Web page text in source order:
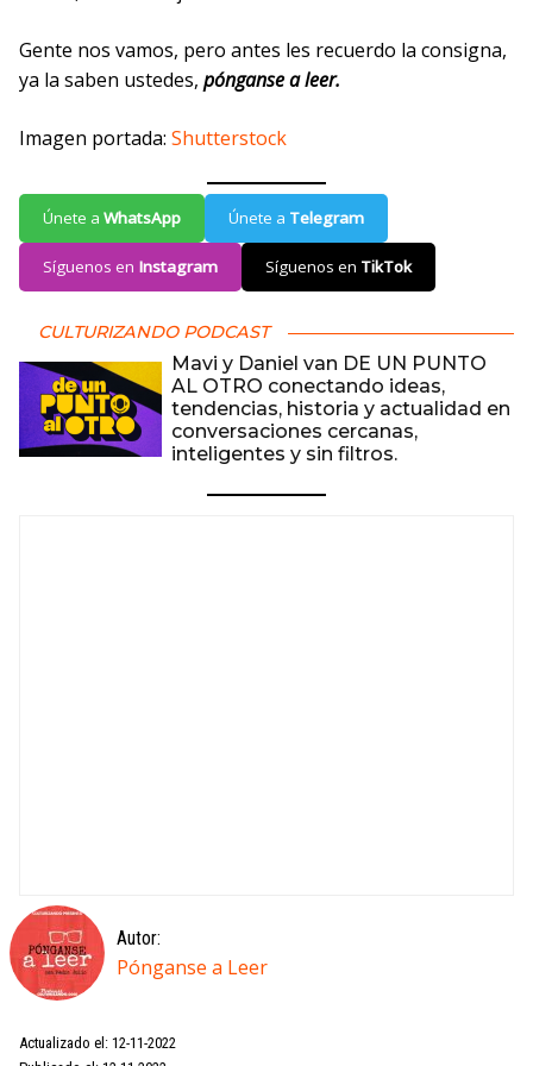
Gente nos vamos, pero antes les recuerdo la consigna,
ya la saben ustedes, pónganse a leer.
Imagen portada: Shutterstock
Únete a WhatsApp Únete a Telegram
Síguenos en Instagram Síguenos en TikTok
CULTURIZANDO PODCAST
Mavi y Daniel van DE UN PUNTO
AL OTRO conectando ideas,
tendencias, historia y actualidad en
conversaciones cercanas,
inteligentes y sin filtros.
Autor:
Pónganse a Leer
Actualizado el: 12-11-2022